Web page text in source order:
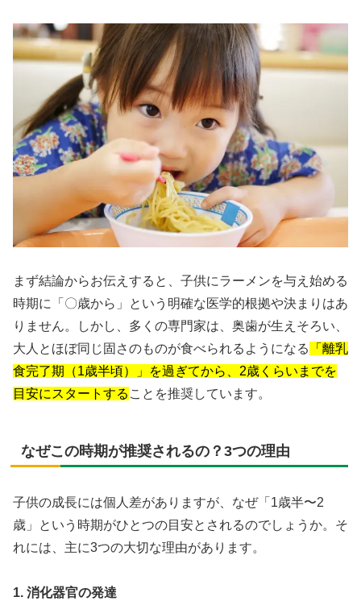
まず結論からお伝えすると、子供にラーメンを与え始める
時期に「〇歳から」という明確な医学的根拠や決まりはあ
りません。しかし、多くの専門家は、奥歯が生えそろい、
大人とほぼ同じ固さのものが食べられるようになる
「離乳
食完了期（1歳半頃）」を過ぎてから、2歳くらいまでを
目安にスタートする ことを推奨しています。
なぜこの時期が推奨されるの？3つの理由
子供の成長には個人差がありますが、なぜ「1歳半〜2
歳」という時期がひとつの目安とされるのでしょうか。そ
れには、主に3つの大切な理由があります。
1. 消化器官の発達